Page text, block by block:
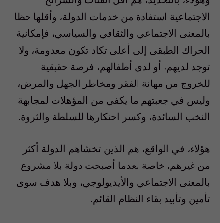
الاجتماعية استفادة من خدمات الدولة، وأقلها حظا
بالمعنى الاجتماعي والثقافي والسياسي، فإمكانية
الحراك الطبقى إلى أعلى تكاد تكون معدومة، ولا
توجد لديهم، أو لدى أطفالهم، فرصة حقيقية
للخروج من مهانة الفقر ومخاطر الجهل والمرض،
وليس في جعبتهم ما يكفي من المؤهلات لمجابهة
النخب السائدة، وكسر احتكارها للسلطة والثروة.
هؤلاء، في الواقع، هم الذين تخشاهم الدولة أكثر
من غيرهم، خاصة بعدما أصبحت دولة بلا مشروع
بالمعنى الاجتماعي والأيديولوجي، وبلا هدف سوى
تأمين وتأبيد بقاء النظام القائم.